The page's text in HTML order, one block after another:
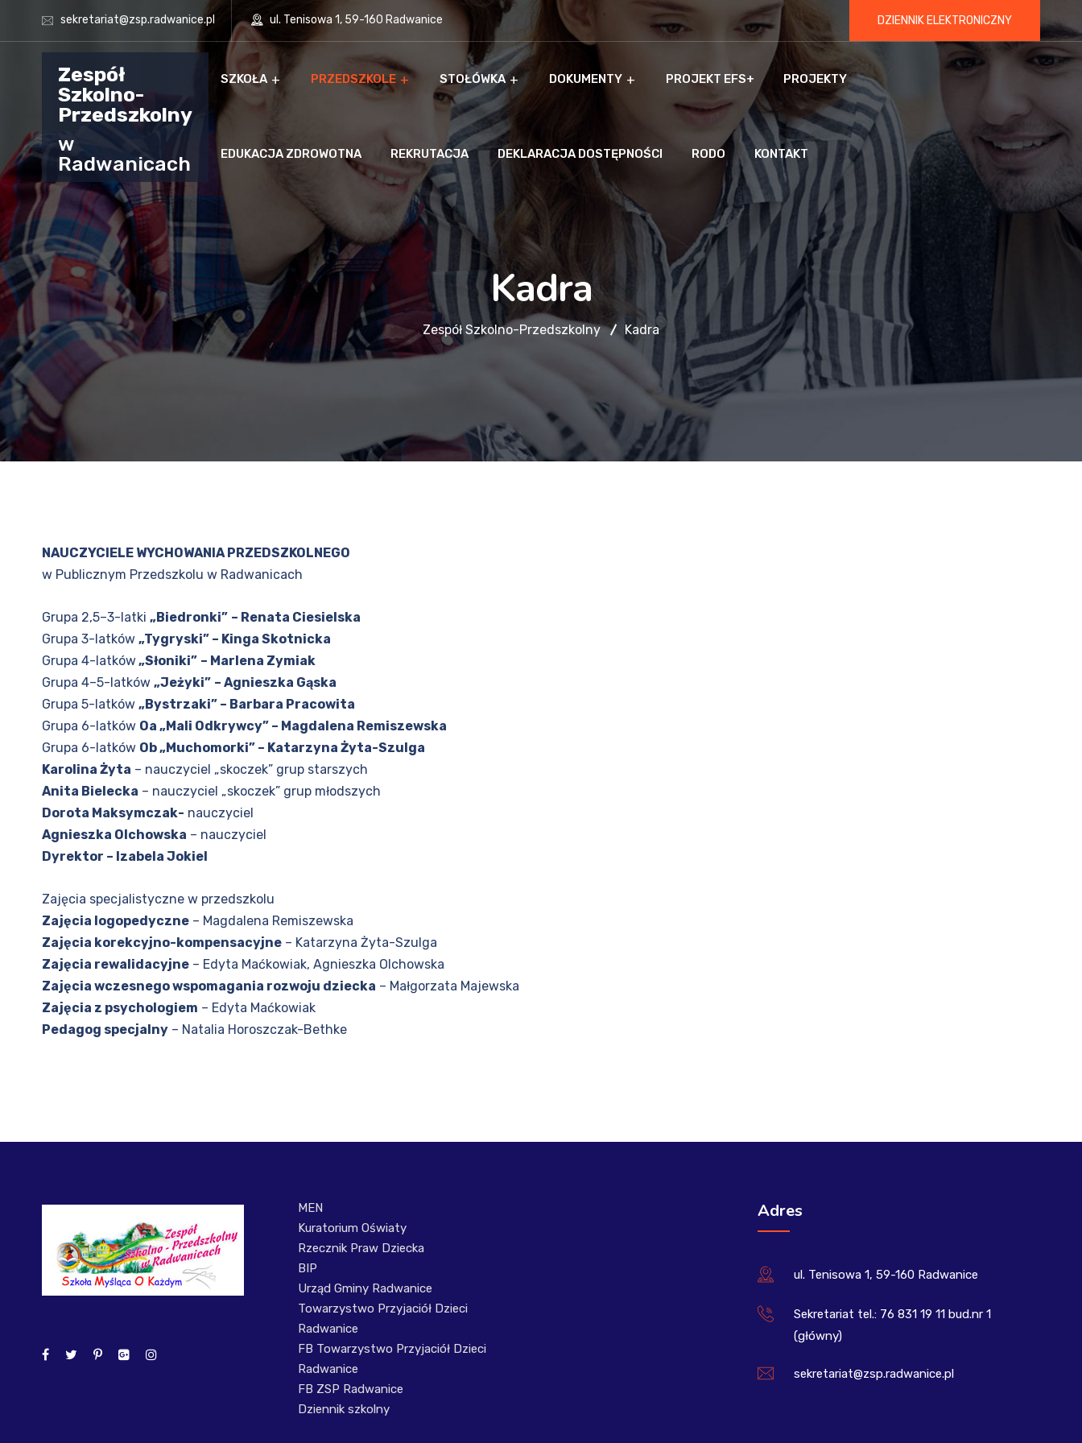
sekretariat@zsp.radwanice.pl ul. Tenisowa 1, 59-160 Radwanice DZIENNIK ELEKTRONICZNY
Zespół
Szkolno-
Przedszkolny
w
Radwanicach
SZKOŁA PRZEDSZKOLE STOŁÓWKA DOKUMENTY PROJEKT EFS+ PROJEKTY
EDUKACJA ZDROWOTNA REKRUTACJA DEKLARACJA DOSTĘPNOŚCI RODO KONTAKT
Kadra
Zespół Szkolno-Przedszkolny Kadra
NAUCZYCIELE WYCHOWANIA PRZEDSZKOLNEGO
w Publicznym Przedszkolu w Radwanicach
Grupa 2,5–3-latki „Biedronki” – Renata Ciesielska
Grupa 3-latków „Tygryski” – Kinga Skotnicka
Grupa 4-latków„Słoniki” – Marlena Zymiak
Grupa 4–5-latków „Jeżyki” – Agnieszka Gąska
Grupa 5-latków „Bystrzaki” – Barbara Pracowita
Grupa 6-latków Oa „Mali Odkrywcy” – Magdalena Remiszewska
Grupa 6-latków Ob „Muchomorki” – Katarzyna Żyta-Szulga
Karolina Żyta – nauczyciel „skoczek” grup starszych
Anita Bielecka – nauczyciel „skoczek” grup młodszych
Dorota Maksymczak- nauczyciel
Agnieszka Olchowska – nauczyciel
Dyrektor – Izabela Jokiel
Zajęcia specjalistyczne w przedszkolu
Zajęcia logopedyczne – Magdalena Remiszewska
Zajęcia korekcyjno-kompensacyjne – Katarzyna Żyta-Szulga
Zajęcia rewalidacyjne – Edyta Maćkowiak, Agnieszka Olchowska
Zajęcia wczesnego wspomagania rozwoju dziecka – Małgorzata Majewska
Zajęcia z psychologiem – Edyta Maćkowiak
Pedagog specjalny – Natalia Horoszczak-Bethke
MEN
Kuratorium Oświaty
Rzecznik Praw Dziecka
BIP
Urząd Gminy Radwanice
Towarzystwo Przyjaciół Dzieci
Radwanice
FB Towarzystwo Przyjaciół Dzieci
Radwanice
FB ZSP Radwanice
Dziennik szkolny
Adres
ul. Tenisowa 1, 59-160 Radwanice
Sekretariat tel.: 76 831 19 11 bud.nr 1
(główny)
sekretariat@zsp.radwanice.pl